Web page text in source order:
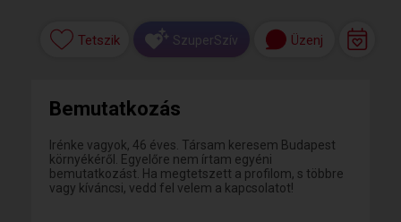
Tetszik SzuperSzív Üzenj
Bemutatkozás
Irénke vagyok, 46 éves. Társam keresem Budapest
környékéről. Egyelőre nem írtam egyéni
bemutatkozást. Ha megtetszett a profilom, s többre
vagy kíváncsi, vedd fel velem a kapcsolatot!